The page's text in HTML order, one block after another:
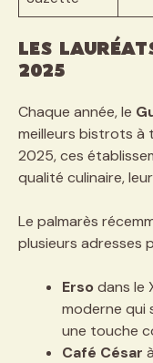
Les
2025
Chaque année, le
meilleurs bistrots à
2025, ces
qualité culinaire,
Le palmarès
plusieurs adresses
Ersodans le
moderne qui
une touche
Café César